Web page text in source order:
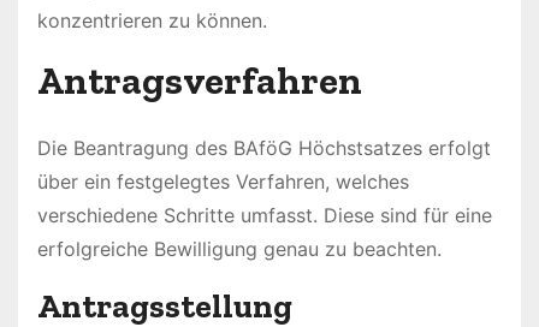
konzentrieren zu können.
Antragsverfahren
Die Beantragung des BAföG Höchstsatzes erfolgt
über ein festgelegtes Verfahren, welches
verschiedene Schritte umfasst. Diese sind für eine
erfolgreiche Bewilligung genau zu beachten.
Antragsstellung